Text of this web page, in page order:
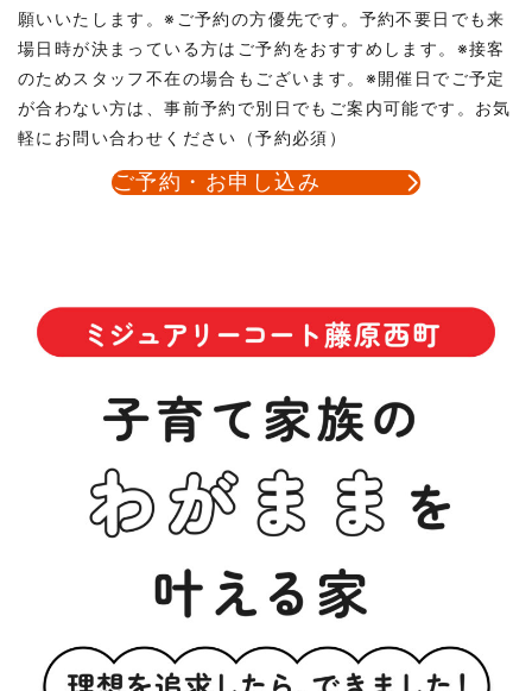
願いいたします。※ご予約の方優先です。予約不要日でも来
場日時が決まっている方はご予約をおすすめします。※接客
のためスタッフ不在の場合もございます。※開催日でご予定
が合わない方は、事前予約で別日でもご案内可能です。お気
軽にお問い合わせください（予約必須）
ご予約・お申し込み